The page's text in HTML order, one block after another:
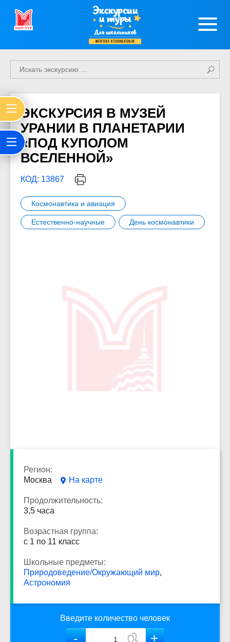
Экскурсии
и туры
Для школьников
интересно и познавательно
ЭКСКУРСИЯ В МУЗЕЙ
УРАНИИ В ПЛАНЕТАРИИ
«ПОД КУПОЛОМ
ВСЕЛЕННОЙ»
КОД: 13867
Космонавтика и авиация
Естественно-научные День космонавтики
Регион:
Москва
На карте
Продолжительность:
3,5 часа
Возрастная группа:
с 1 по 11 класс
Школьные предметы:
Природоведение/Окружающий мир,
Астрономия
Введите количество человек